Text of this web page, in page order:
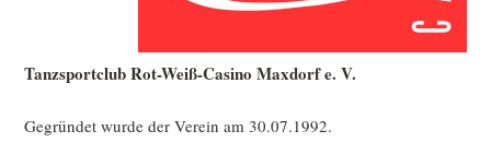
Tanzsportclub Rot-Weiß-Casino Maxdorf e. V.
Gegründet wurde der Verein am 30.07.1992.